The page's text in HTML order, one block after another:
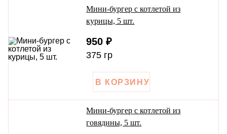
Пироги
Десерты
Печенье
Пирожки
Караваи
Фигурки для украшения
Мини-бургер с котлетой из
курицы, 5 шт.
950 ₽
375 гр
Мини-бургер с котлетой из
говядины, 5 шт.